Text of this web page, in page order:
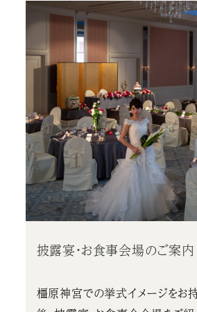
披露宴・お食事会場のご案内
橿原神宮での挙式イメージをお